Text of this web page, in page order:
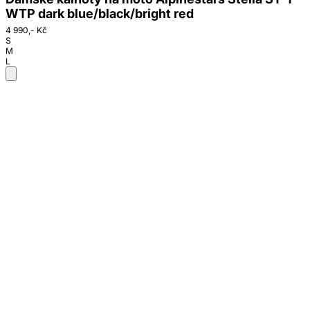
WTP dark blue/black/bright red
4 990,- Kč
S
M
L